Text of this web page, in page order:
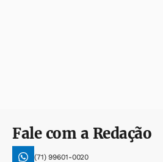
Fale com a Redação
(71) 99601-0020